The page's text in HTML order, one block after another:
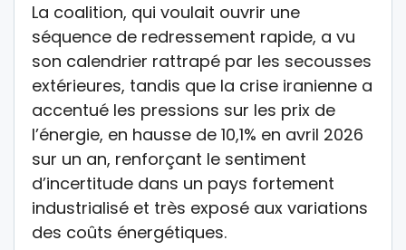
La coalition, qui voulait ouvrir une
séquence de redressement rapide, a vu
son calendrier rattrapé par les secousses
extérieures, tandis que la crise iranienne a
accentué les pressions sur les prix de
l’énergie, en hausse de 10,1% en avril 2026
sur un an, renforçant le sentiment
d’incertitude dans un pays fortement
industrialisé et très exposé aux variations
des coûts énergétiques.